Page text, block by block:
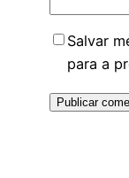
Salvar
para a